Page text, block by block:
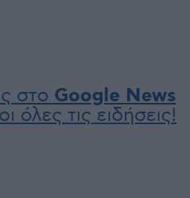
στο Google News
όλες τις ειδήσεις!